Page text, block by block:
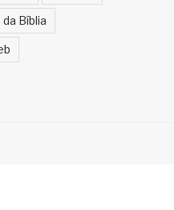
Bíblia